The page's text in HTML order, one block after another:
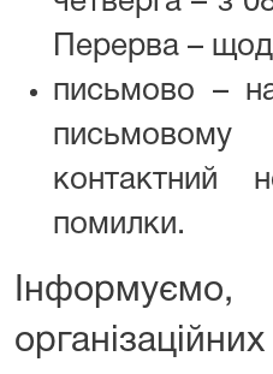
Перерва –
письмово –
письмовому
контактний
помилки.